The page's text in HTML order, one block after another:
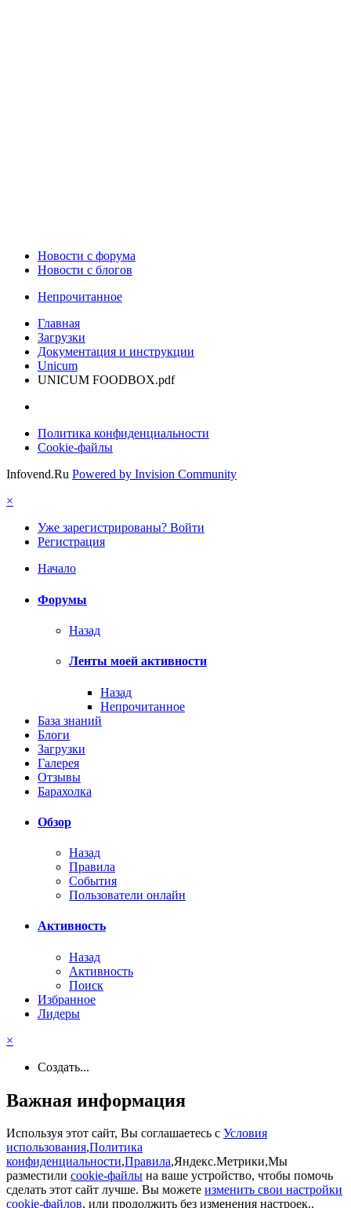
Новости c форума
Новости с блогов
Непрочитанное
Главная
Загрузки
Документация и инструкции
Unicum
UNICUM FOODBOX.pdf
Политика конфиденциальности
Cookie-файлы
Infovend.Ru Powered by Invision Community
×
Уже зарегистрированы? Войти
Регистрация
Начало
Форумы
Назад
Ленты моей активности
Назад
Непрочитанное
База знаний
Блоги
Загрузки
Галерея
Отзывы
Барахолка
Обзор
Назад
Правила
События
Пользователи онлайн
Активность
Назад
Активность
Поиск
Избранное
Лидеры
×
Создать...
Важная информация
Используя этот сайт, Вы соглашаетесь с Условия
использования,Политика
конфиденциальности,Правила,Яндекс.Метрики,Мы
разместили cookie-файлы на ваше устройство, чтобы помочь
сделать этот сайт лучше. Вы можете изменить свои настройки
cookie-файлов, или продолжить без изменения настроек..